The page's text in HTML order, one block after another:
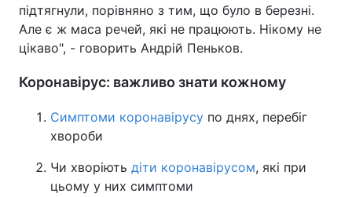
підтягнули, порівняно з тим, що було в березні.
Але є ж маса речей, які не працюють. Нікому не
цікаво", - говорить Андрій Пеньков.
Коронавірус: важливо знати кожному
Симптоми коронавірусу по днях, перебіг
хвороби
Чи хворіють діти коронавірусом, які при
цьому у них симптоми